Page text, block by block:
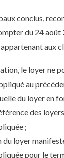
conclus,
du 24
aux
le loyer ne
au
du loyer en
des
;
du loyer
pour le